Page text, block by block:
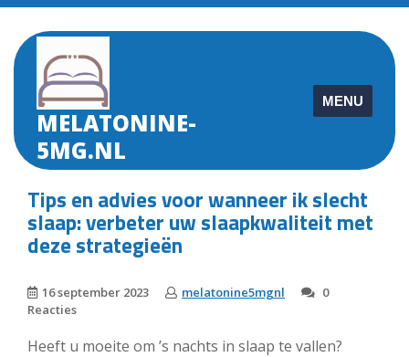
Skip
content
MELATONINE-
5MG.NL
MENU
Tips en advies voor wanneer ik slecht
slaap: verbeter uw slaapkwaliteit met
deze strategieën
16 september 2023 melatonine5mgnl
0
Reacties
Heeft u moeite om ’s nachts in slaap te vallen?